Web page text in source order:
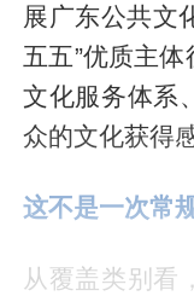
展广东公共文
五五”优质主
文化服务体系
众的文化获得
这不是一次
从覆盖类别看